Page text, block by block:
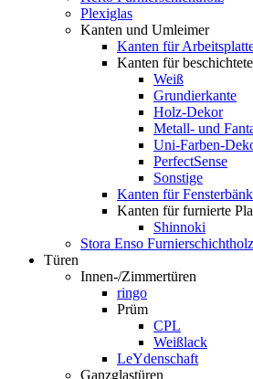
Plexiglas
Kanten und Umleimer
Kanten für
Kanten für
Weiß
Grundierkante
Holz-Dekor
Metall- und
Uni-Farben-
PerfectSense
Sonstige
Kanten für
Kanten für furnierte
Shinnoki
Stora Enso Furnierschichtholz
Türen
Innen-/Zimmertüren
ringo
Prüm
CPL
Weißlack
LeYdenschaft
Ganzglastüren